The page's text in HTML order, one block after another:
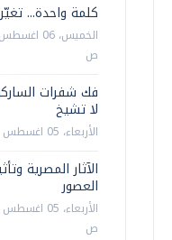
كلمة واحدة...
ص
فك شفرات
لا تشيخ
الأربعاء، 05 اغسطس 2026 12:00 م
الآثار المصرية
العصور
ص